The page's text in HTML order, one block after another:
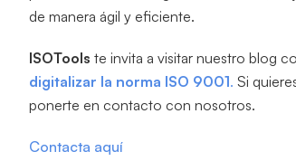
de manera ágil y eficiente.
ISOTools te invita a visitar nuestro blog
digitalizar la norma ISO 9001. Si
ponerte en contacto con nosotros.
Contacta aquí